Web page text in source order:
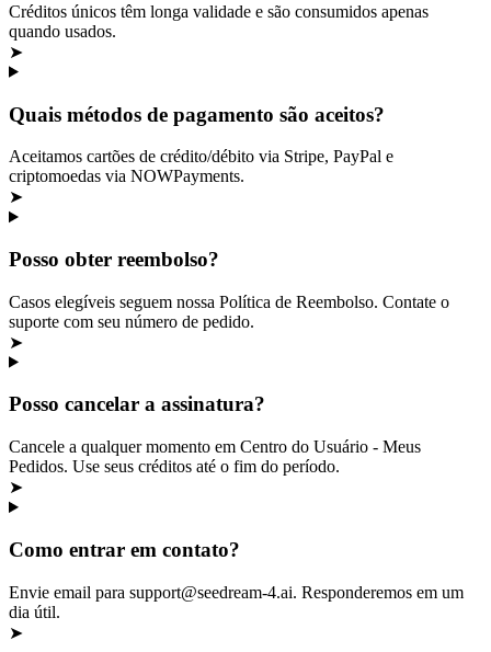
Créditos únicos têm longa validade e são consumidos apenas
quando usados.
➤
Quais métodos de pagamento são aceitos?
Aceitamos cartões de crédito/débito via Stripe, PayPal e
criptomoedas via NOWPayments.
➤
Posso obter reembolso?
Casos elegíveis seguem nossa Política de Reembolso. Contate o
suporte com seu número de pedido.
➤
Posso cancelar a assinatura?
Cancele a qualquer momento em Centro do Usuário - Meus
Pedidos. Use seus créditos até o fim do período.
➤
Como entrar em contato?
Envie email para support@seedream-4.ai. Responderemos em um
dia útil.
➤